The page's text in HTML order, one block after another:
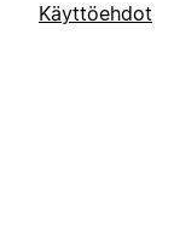
Käyttöehdot